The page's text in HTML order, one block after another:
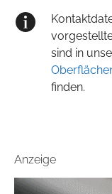
sind in
finden.
Anzeige